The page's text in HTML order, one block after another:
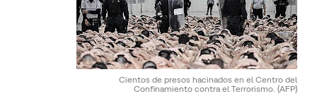
Cientos de presos hacinados en el Centro del
Confinamiento contra el Terrorismo. (AFP)